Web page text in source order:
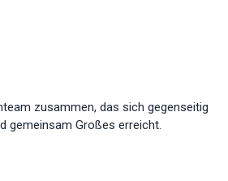
zusammen, das sich gegenseitig
gemeinsam Großes erreicht.